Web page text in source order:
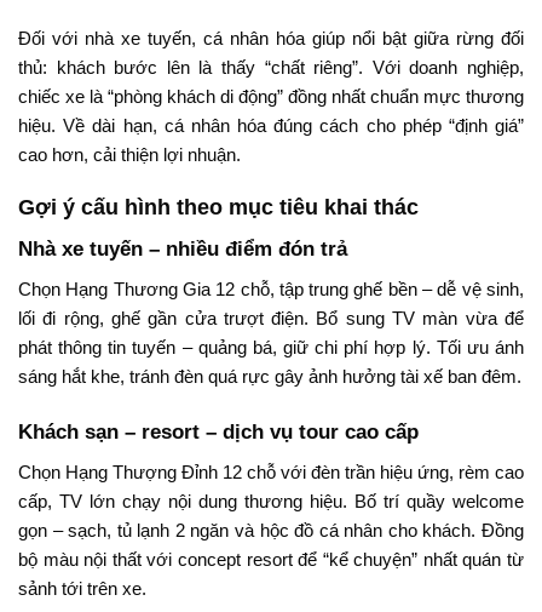
Đối với nhà xe tuyến, cá nhân hóa giúp nổi bật giữa rừng đối
thủ: khách bước lên là thấy “chất riêng”. Với doanh nghiệp,
chiếc xe là “phòng khách di động” đồng nhất chuẩn mực thương
hiệu. Về dài hạn, cá nhân hóa đúng cách cho phép “định giá”
cao hơn, cải thiện lợi nhuận.
Gợi ý cấu hình theo mục tiêu khai thác
Nhà xe tuyến – nhiều điểm đón trả
Chọn Hạng Thương Gia 12 chỗ, tập trung ghế bền – dễ vệ sinh,
lối đi rộng, ghế gần cửa trượt điện. Bổ sung TV màn vừa để
phát thông tin tuyến – quảng bá, giữ chi phí hợp lý. Tối ưu ánh
sáng hắt khe, tránh đèn quá rực gây ảnh hưởng tài xế ban đêm.
Khách sạn – resort – dịch vụ tour cao cấp
Chọn Hạng Thượng Đỉnh 12 chỗ với đèn trần hiệu ứng, rèm cao
cấp, TV lớn chạy nội dung thương hiệu. Bố trí quầy welcome
gọn – sạch, tủ lạnh 2 ngăn và hộc đồ cá nhân cho khách. Đồng
bộ màu nội thất với concept resort để “kể chuyện” nhất quán từ
sảnh tới trên xe.